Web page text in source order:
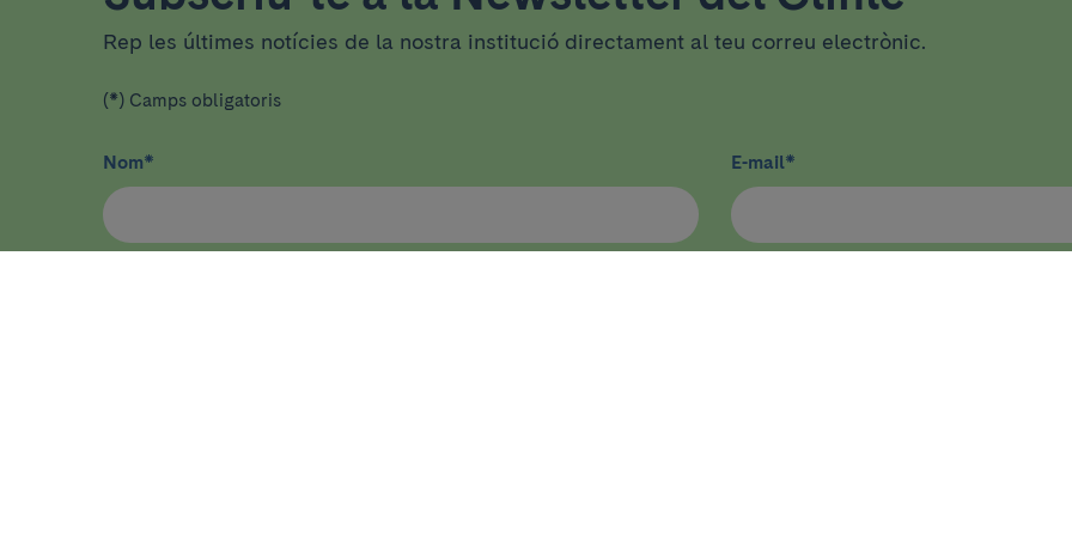
Rep les últimes notícies de la nostra institució directament al teu correu electrònic.
(*) Camps obligatoris
Nom* E-mail*